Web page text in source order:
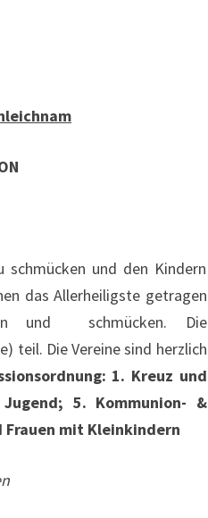
schmücken und den Kindern
das Allerheiligste getragen
und schmücken. Die
teil. Die Vereine sind herzlich
1. Kreuz und
5. Kommunion- &
mit Kleinkindern